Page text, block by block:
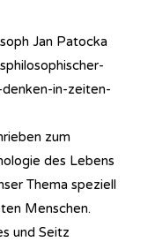
Jan Patocka
in-zeiten-
zum
des Lebens
Thema speziell
Menschen.
und Seitz